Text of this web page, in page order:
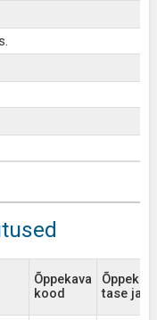
Õppekava
kood
tase ja